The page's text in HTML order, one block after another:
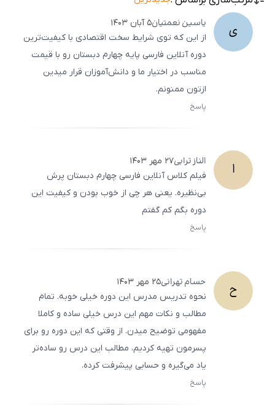
ی یاسیننعمتیان۵ آبان ۱۴۰۳
از این که توی شرایط سخت اقتصادی با کیفیت‌ترین
دوره آنلاین فارسی پایه چهارم دبستان رو با قیمت
مناسب در اختیار ما و دانش‌آموزان قرار میدین
ازتون ممنونم.
پاسخ
ا النازترابی۲۷ مهر ۱۴۰۳
فیلم کلاس آنلاین فارسی چهارم دبستان پرش
بی‌نظیره. یعنی هر چی از خوب بودن و کیفیت این
دوره بگم کم گفتم
پاسخ
ح حسامتهرانی۲۵ مهر ۱۴۰۳
نحوه تدریس مدرس این دوره خیلی خوبه. تمام
مطالب و نکات مهم این درس خیلی ساده و کاملا
مفهومی توضیح میدن. از وقتی که این دوره رو برای
پسرمون تهیه کردیم، مطالب این درس رو ساده‌تر
یاد می‌گیره و حسابی پیشرفت کرده.
پاسخ